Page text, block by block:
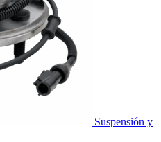
Suspensión y